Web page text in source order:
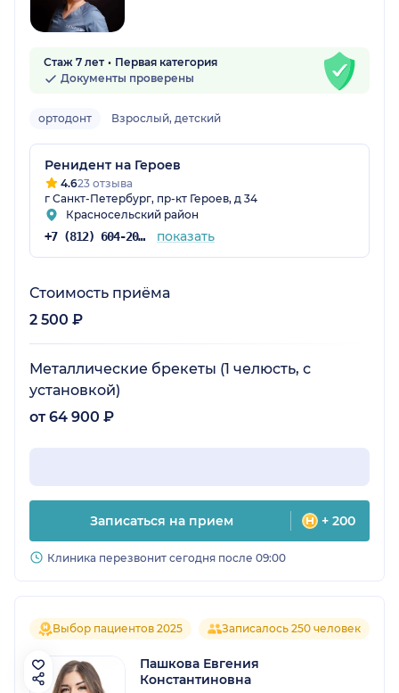
Стаж 7 лет
Первая категория
Документы проверены
ортодонт Взрослый, детский
Ренидент на Героев
4.623 отзыва
г Санкт-Петербург, пр-кт Героев, д 34
Красносельский район
+7 (812) 604-20-95 показать
Стоимость приёма
2 500 ₽
Металлические брекеты (1 челюсть, с
установкой)
от 64 900 ₽
Записаться на прием + 200
Клиника перезвонит сегодня после 09:00
Выбор пациентов 2025 Записалось 250 человек
Пашкова Евгения
Константиновна